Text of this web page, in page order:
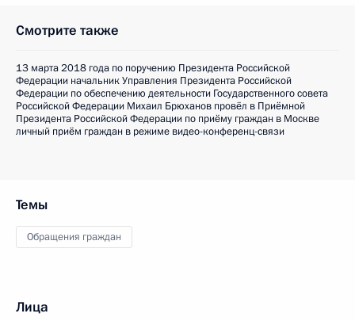
Смотрите также
13 марта 2018 года по поручению Президента Российской
Федерации начальник Управления Президента Российской
Федерации по обеспечению деятельности Государственного совета
Российской Федерации Михаил Брюханов провёл в Приёмной
Президента Российской Федерации по приёму граждан в Москве
личный приём граждан в режиме видео-конференц-связи
Темы
Обращения граждан
Лица